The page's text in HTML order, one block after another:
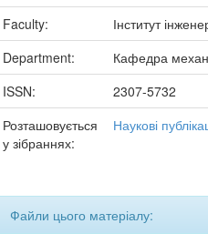
Faculty:
Інститут
Department:
Кафедра
ISSN:
2307-5732
Розташовується
у зібраннях:
Наукові
Файли цього матеріалу: